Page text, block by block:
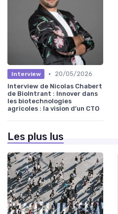
Interview •
20/05/2026
Interview de Nicolas Chabert
de BioIntrant : Innover dans
les biotechnologies
agricoles : la vision d’un CTO
Les plus lus